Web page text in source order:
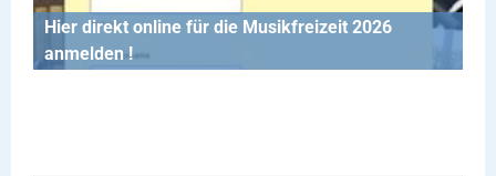
Hier direkt online für die Musikfreizeit 2026
anmelden !